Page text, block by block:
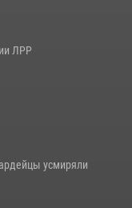
Управления
ДОЛ «Орленок»
ЛРР
усмиряли